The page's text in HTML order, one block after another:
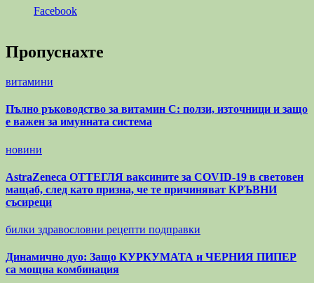
Facebook
Пропуснахте
витамини
Пълно ръководство за витамин С: ползи, източници и защо
е важен за имунната система
новини
AstraZeneca ОТТЕГЛЯ ваксините за COVID-19 в световен
мащаб, след като призна, че те причиняват КРЪВНИ
съсиреци
билки здравословни рецепти подправки
Динамично дуо: Защо КУРКУМАТА и ЧЕРНИЯ ПИПЕР
са мощна комбинация